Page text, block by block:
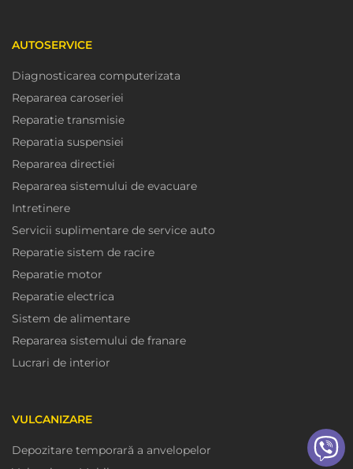
AUTOSERVICE
Diagnosticarea computerizata
Repararea caroseriei
Reparatie transmisie
Reparatia suspensiei
Repararea directiei
Repararea sistemului de evacuare
Intretinere
Servicii suplimentare de service auto
Reparatie sistem de racire
Reparatie motor
Reparatie electrica
Sistem de alimentare
Repararea sistemului de franare
Lucrari de interior
VULCANIZARE
Depozitare temporară a anvelopelor